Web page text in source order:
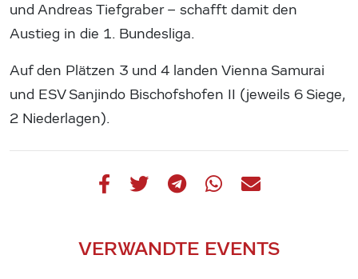
und Andreas Tiefgraber – schafft damit den
Austieg in die 1. Bundesliga.
Auf den Plätzen 3 und 4 landen Vienna Samurai
und ESV Sanjindo Bischofshofen II (jeweils 6 Siege,
2 Niederlagen).
VERWANDTE EVENTS